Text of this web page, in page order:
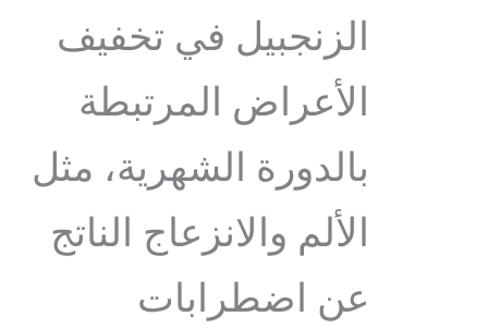
الزنجبيل في تخفيف
الأعراض المرتبطة
بالدورة الشهرية، مثل
الألم والانزعاج الناتج
عن اضطرابات